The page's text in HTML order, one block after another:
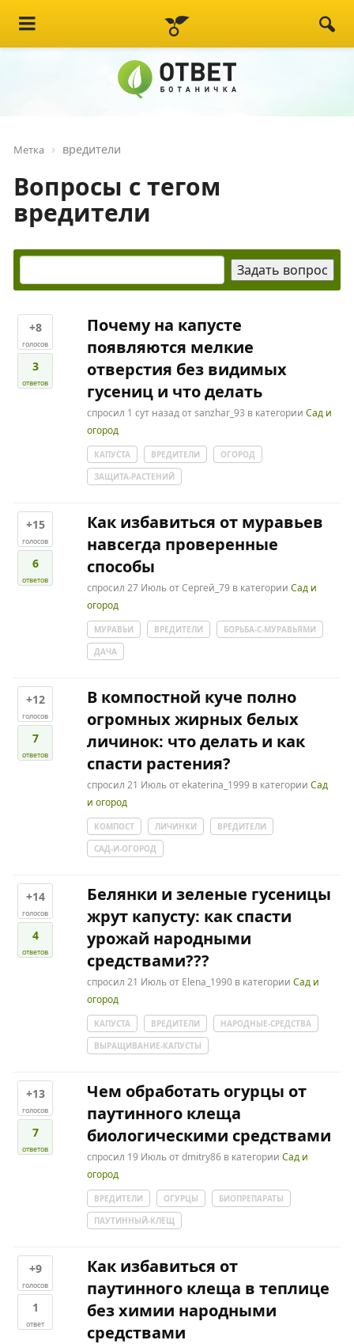
Метка вредители
Вопросы с тегом
вредители
+8
голосов
3
ответов
Почему на капусте
появляются мелкие
отверстия без видимых
гусениц и что делать
спросил 1 сут назадотsanzhar_93 в категорииСад и
огород
КАПУСТА ВРЕДИТЕЛИ
ОГОРОД
ЗАЩИТА-РАСТЕНИЙ
+15
голосов
6
ответов
Как избавиться от муравьев
навсегда проверенные
способы
спросил 27 ИюльотСергей_79 в категорииСад и
огород
МУРАВЬИ ВРЕДИТЕЛИ
БОРЬБА-С-МУРАВЬЯМИ
ДАЧА
+12
голосов
7
ответов
В компостной куче полно
огромных жирных белых
личинок: что делать и как
спасти растения?
спросил 21 Июльотekaterina_1999 в категорииСад
и огород
КОМПОСТ ЛИЧИНКИ
ВРЕДИТЕЛИ
САД-И-ОГОРОД
+14
голосов
4
ответов
Белянки и зеленые гусеницы
жрут капусту: как спасти
урожай народными
средствами???
спросил 21 Июльот Elena_1990 в категорииСад и
огород
КАПУСТА ВРЕДИТЕЛИ
НАРОДНЫЕ-СРЕДСТВА
ВЫРАЩИВАНИЕ-КАПУСТЫ
+13
голосов
7
ответов
Чем обработать огурцы от
паутинного клеща
биологическими средствами
спросил 19 Июльотdmitry86 в категорииСад и
огород
ВРЕДИТЕЛИ ОГУРЦЫ
БИОПРЕПАРАТЫ
ПАУТИННЫЙ-КЛЕЩ
+9
голосов
1
ответ
Как избавиться от
паутинного клеща в теплице
без химии народными
средствами